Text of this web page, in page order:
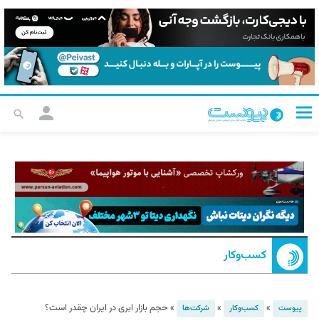
کسب‌و‌کار
پیوست » کسب‌و‌کار » شرکت‌ها » حجم بازار ابری در ایران چقدر است؟